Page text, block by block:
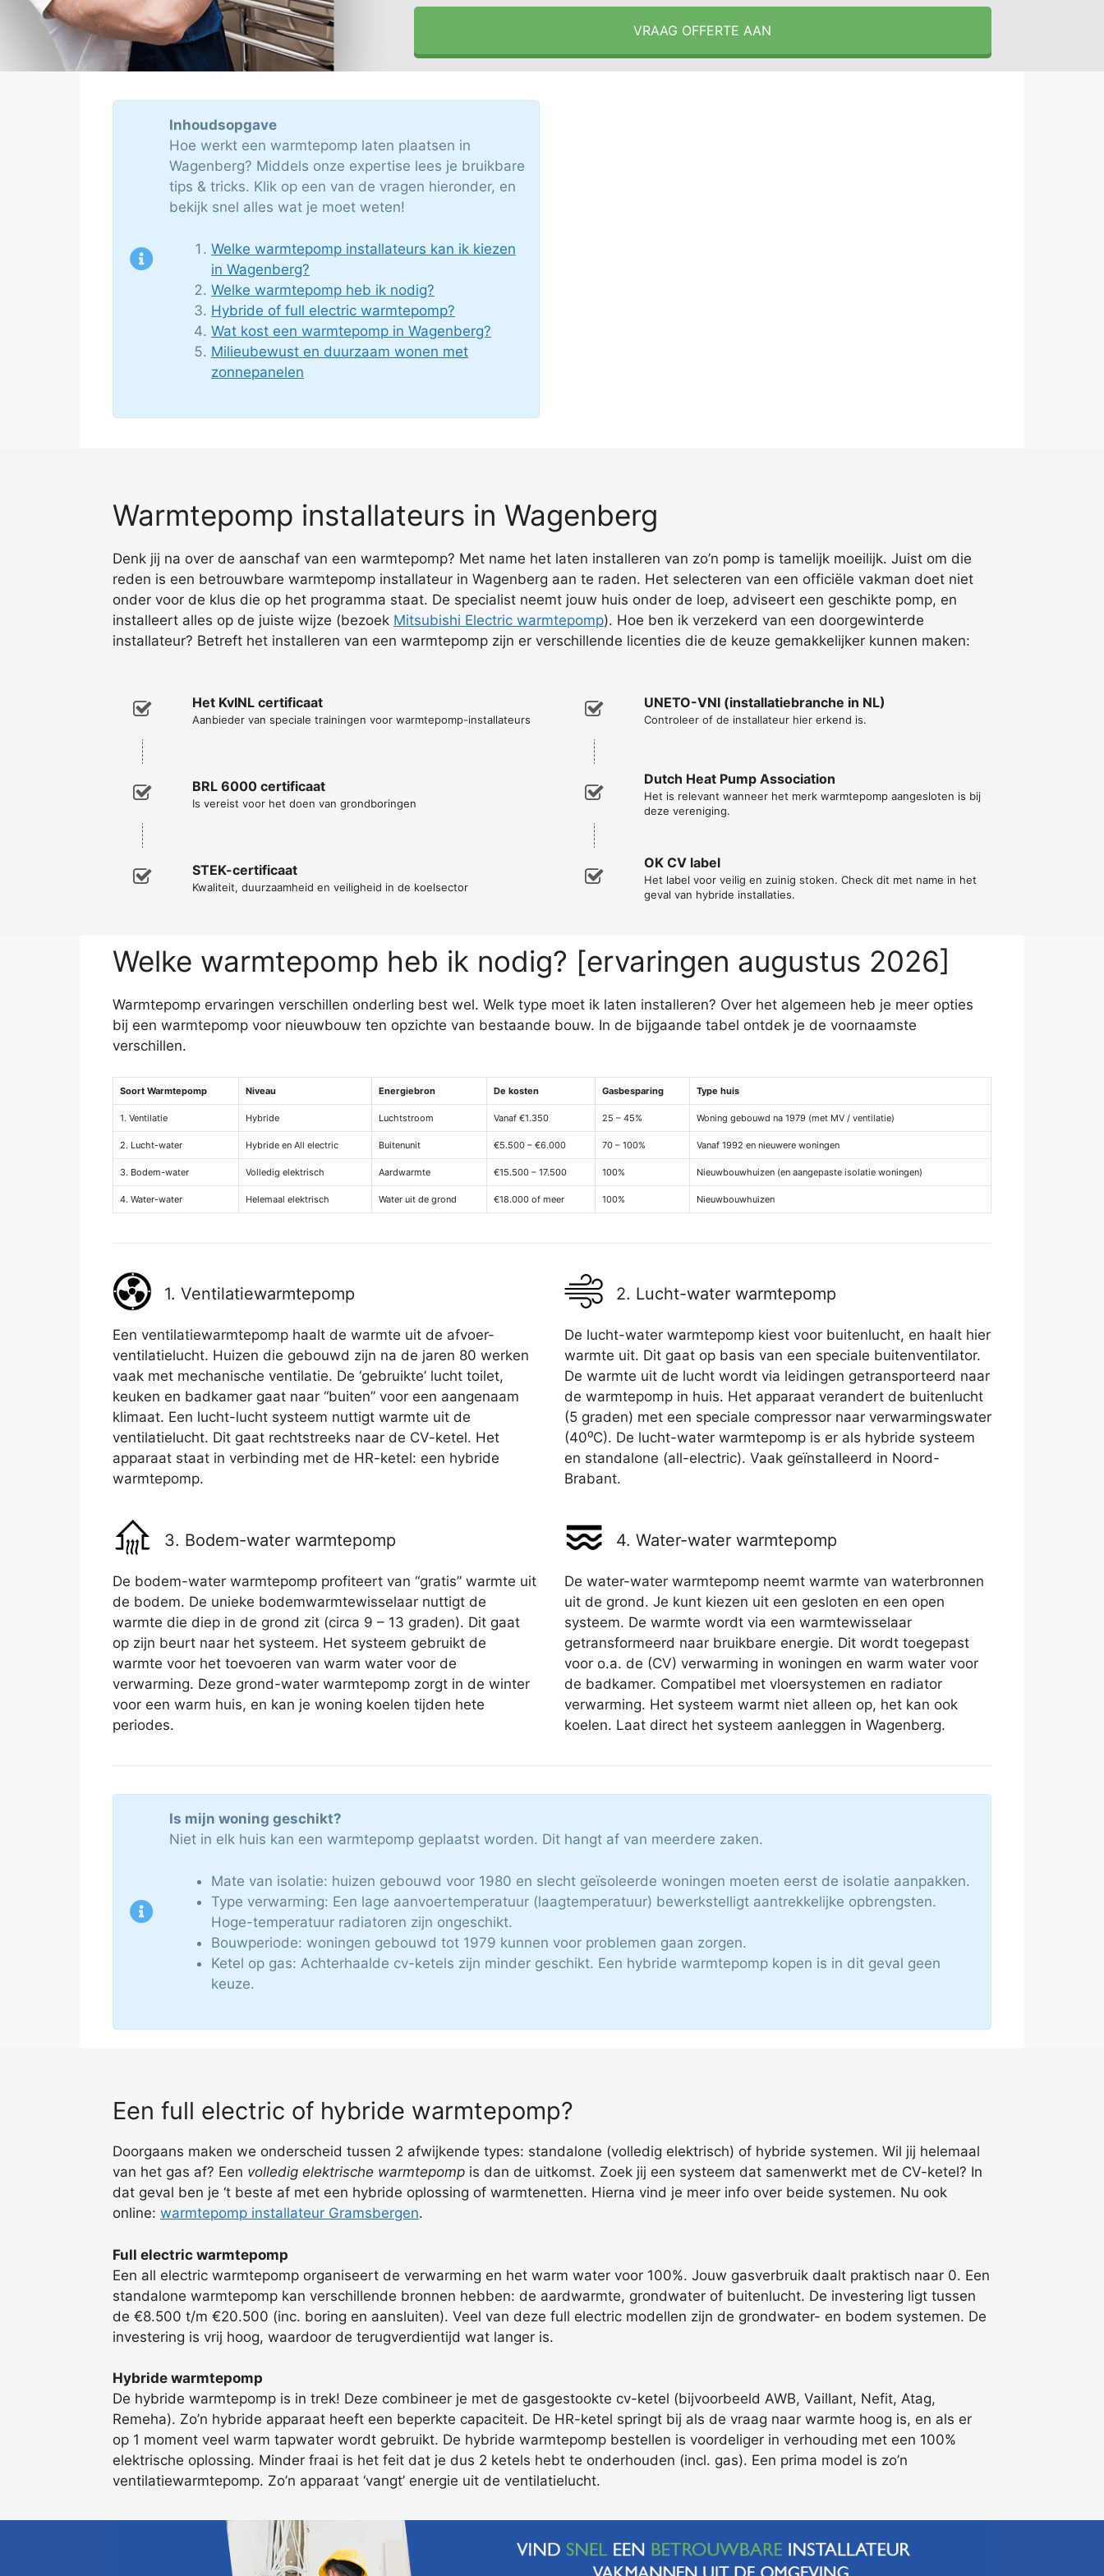
VRAAG OFFERTE AAN
Inhoudsopgave
Hoe werkt een warmtepomp laten plaatsen in
Wagenberg? Middels onze expertise lees je bruikbare
tips & tricks. Klik op een van de vragen hieronder, en
bekijk snel alles wat je moet weten!
Welke warmtepomp installateurs kan ik kiezen
in Wagenberg?
Welke warmtepomp heb ik nodig?
Hybride of full electric warmtepomp?
Wat kost een warmtepomp in Wagenberg?
Milieubewust en duurzaam wonen met
zonnepanelen
Warmtepomp installateurs in Wagenberg
Denk jij na over de aanschaf van een warmtepomp? Met name het laten installeren van zo’n pomp is tamelijk moeilijk. Juist om die
reden is een betrouwbare warmtepomp installateur in Wagenberg aan te raden. Het selecteren van een officiële vakman doet niet
onder voor de klus die op het programma staat. De specialist neemt jouw huis onder de loep, adviseert een geschikte pomp, en
installeert alles op de juiste wijze (bezoek Mitsubishi Electric warmtepomp). Hoe ben ik verzekerd van een doorgewinterde
installateur? Betreft het installeren van een warmtepomp zijn er verschillende licenties die de keuze gemakkelijker kunnen maken:
Het KvINL certificaat
Aanbieder van speciale trainingen voor warmtepomp-installateurs
BRL 6000 certificaat
Is vereist voor het doen van grondboringen
STEK-certificaat
Kwaliteit, duurzaamheid en veiligheid in de koelsector
UNETO-VNI (installatiebranche in NL)
Controleer of de installateur hier erkend is.
Dutch Heat Pump Association
Het is relevant wanneer het merk warmtepomp aangesloten is bij
deze vereniging.
OK CV label
Het label voor veilig en zuinig stoken. Check dit met name in het
geval van hybride installaties.
Welke warmtepomp heb ik nodig? [ervaringen augustus 2026]
Warmtepomp ervaringen verschillen onderling best wel. Welk type moet ik laten installeren? Over het algemeen heb je meer opties
bij een warmtepomp voor nieuwbouw ten opzichte van bestaande bouw. In de bijgaande tabel ontdek je de voornaamste
verschillen.
Soort Warmtepomp Niveau Energiebron De kosten Gasbesparing Type huis
1. Ventilatie Hybride Luchtstroom Vanaf €1.350 25 – 45% Woning gebouwd na 1979 (met MV / ventilatie)
2. Lucht-water Hybride en All electric Buitenunit €5.500 – €6.000 70 – 100% Vanaf 1992 en nieuwere woningen
3. Bodem-water Volledig elektrisch Aardwarmte €15.500 – 17.500 100% Nieuwbouwhuizen (en aangepaste isolatie woningen)
4. Water-water Helemaal elektrisch Water uit de grond €18.000 of meer 100% Nieuwbouwhuizen
1. Ventilatiewarmtepomp
Een ventilatiewarmtepomp haalt de warmte uit de afvoer-
ventilatielucht. Huizen die gebouwd zijn na de jaren 80 werken
vaak met mechanische ventilatie. De ‘gebruikte’ lucht toilet,
keuken en badkamer gaat naar “buiten” voor een aangenaam
klimaat. Een lucht-lucht systeem nuttigt warmte uit de
ventilatielucht. Dit gaat rechtstreeks naar de CV-ketel. Het
apparaat staat in verbinding met de HR-ketel: een hybride
warmtepomp.
2. Lucht-water warmtepomp
De lucht-water warmtepomp kiest voor buitenlucht, en haalt hier
warmte uit. Dit gaat op basis van een speciale buitenventilator.
De warmte uit de lucht wordt via leidingen getransporteerd naar
de warmtepomp in huis. Het apparaat verandert de buitenlucht
(5 graden) met een speciale compressor naar verwarmingswater
(40⁰C). De lucht-water warmtepomp is er als hybride systeem
en standalone (all-electric). Vaak geïnstalleerd in Noord-
Brabant.
3. Bodem-water warmtepomp
De bodem-water warmtepomp profiteert van “gratis” warmte uit
de bodem. De unieke bodemwarmtewisselaar nuttigt de
warmte die diep in de grond zit (circa 9 – 13 graden). Dit gaat
op zijn beurt naar het systeem. Het systeem gebruikt de
warmte voor het toevoeren van warm water voor de
verwarming. Deze grond-water warmtepomp zorgt in de winter
voor een warm huis, en kan je woning koelen tijden hete
periodes.
4. Water-water warmtepomp
De water-water warmtepomp neemt warmte van waterbronnen
uit de grond. Je kunt kiezen uit een gesloten en een open
systeem. De warmte wordt via een warmtewisselaar
getransformeerd naar bruikbare energie. Dit wordt toegepast
voor o.a. de (CV) verwarming in woningen en warm water voor
de badkamer. Compatibel met vloersystemen en radiator
verwarming. Het systeem warmt niet alleen op, het kan ook
koelen. Laat direct het systeem aanleggen in Wagenberg.
Is mijn woning geschikt?
Niet in elk huis kan een warmtepomp geplaatst worden. Dit hangt af van meerdere zaken.
Mate van isolatie: huizen gebouwd voor 1980 en slecht geïsoleerde woningen moeten eerst de isolatie aanpakken.
Type verwarming: Een lage aanvoertemperatuur (laagtemperatuur) bewerkstelligt aantrekkelijke opbrengsten.
Hoge-temperatuur radiatoren zijn ongeschikt.
Bouwperiode: woningen gebouwd tot 1979 kunnen voor problemen gaan zorgen.
Ketel op gas: Achterhaalde cv-ketels zijn minder geschikt. Een hybride warmtepomp kopen is in dit geval geen
keuze.
Een full electric of hybride warmtepomp?
Doorgaans maken we onderscheid tussen 2 afwijkende types: standalone (volledig elektrisch) of hybride systemen. Wil jij helemaal
van het gas af? Een volledig elektrische warmtepomp is dan de uitkomst. Zoek jij een systeem dat samenwerkt met de CV-ketel? In
dat geval ben je ‘t beste af met een hybride oplossing of warmtenetten. Hierna vind je meer info over beide systemen. Nu ook
online: warmtepomp installateur Gramsbergen.
Full electric warmtepomp
Een all electric warmtepomp organiseert de verwarming en het warm water voor 100%. Jouw gasverbruik daalt praktisch naar 0. Een
standalone warmtepomp kan verschillende bronnen hebben: de aardwarmte, grondwater of buitenlucht. De investering ligt tussen
de €8.500 t/m €20.500 (inc. boring en aansluiten). Veel van deze full electric modellen zijn de grondwater- en bodem systemen. De
investering is vrij hoog, waardoor de terugverdientijd wat langer is.
Hybride warmtepomp
De hybride warmtepomp is in trek! Deze combineer je met de gasgestookte cv-ketel (bijvoorbeeld AWB, Vaillant, Nefit, Atag,
Remeha). Zo’n hybride apparaat heeft een beperkte capaciteit. De HR-ketel springt bij als de vraag naar warmte hoog is, en als er
op 1 moment veel warm tapwater wordt gebruikt. De hybride warmtepomp bestellen is voordeliger in verhouding met een 100%
elektrische oplossing. Minder fraai is het feit dat je dus 2 ketels hebt te onderhouden (incl. gas). Een prima model is zo’n
ventilatiewarmtepomp. Zo’n apparaat ‘vangt’ energie uit de ventilatielucht.